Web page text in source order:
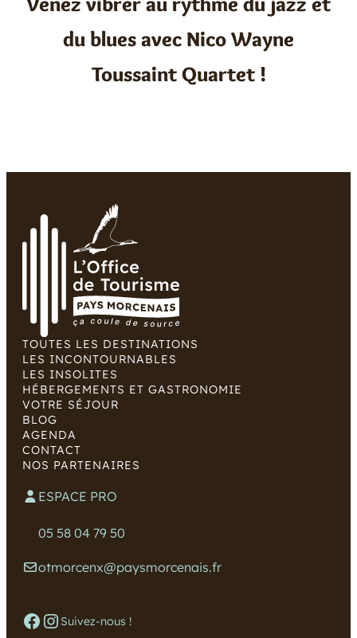
du blues avec Nico Wayne
Toussaint Quartet !
TOUTES LES DESTINATIONS
LES INCONTOURNABLES
LES INSOLITES
HÉBERGEMENTS ET GASTRONOMIE
VOTRE SÉJOUR
BLOG
AGENDA
CONTACT
NOS PARTENAIRES
ESPACE PRO
05 58 04 79 50
otmorcenx@paysmorcenais.fr
Facebook Instagram Suivez-nous !